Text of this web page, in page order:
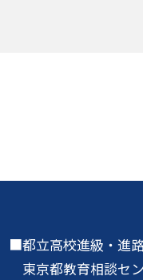
都立高校進級・進
東京都教育相談セ